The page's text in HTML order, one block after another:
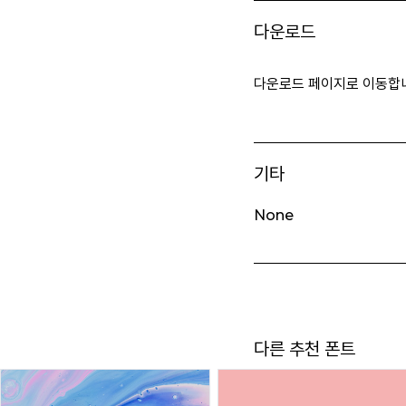
다운로드
다운로드 페이지로 이동합
기타
None
다른 추천 폰트